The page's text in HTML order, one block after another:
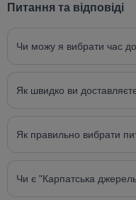
Питання та відповіді
Чи можу я вибрати час
Як швидко ви
Як правильно вибрати
Чи є "Карпатська